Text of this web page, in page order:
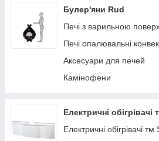
Булер'яни Rud
Печі з варильною
Печі опалювальні
Аксесуари для печей
Камінофени
Електричні обігрівачі
Електричні обігрівачі